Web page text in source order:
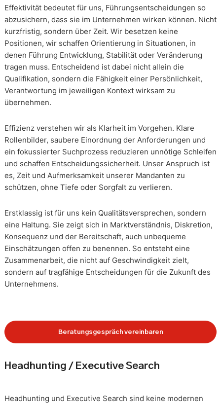
Effektivität bedeutet für uns, Führungsentscheidungen so
abzusichern, dass sie im Unternehmen wirken können. Nicht
kurzfristig, sondern über Zeit. Wir besetzen keine
Positionen, wir schaffen Orientierung in Situationen, in
denen Führung Entwicklung, Stabilität oder Veränderung
tragen muss. Entscheidend ist dabei nicht allein die
Qualifikation, sondern die Fähigkeit einer Persönlichkeit,
Verantwortung im jeweiligen Kontext wirksam zu
übernehmen.
Effizienz verstehen wir als Klarheit im Vorgehen. Klare
Rollenbilder, saubere Einordnung der Anforderungen und
ein fokussierter Suchprozess reduzieren unnötige Schleifen
und schaffen Entscheidungssicherheit. Unser Anspruch ist
es, Zeit und Aufmerksamkeit unserer Mandanten zu
schützen, ohne Tiefe oder Sorgfalt zu verlieren.
Erstklassig ist für uns kein Qualitätsversprechen, sondern
eine Haltung. Sie zeigt sich in Marktverständnis, Diskretion,
Konsequenz und der Bereitschaft, auch unbequeme
Einschätzungen offen zu benennen. So entsteht eine
Zusammenarbeit, die nicht auf Geschwindigkeit zielt,
sondern auf tragfähige Entscheidungen für die Zukunft des
Unternehmens.
Beratungsgespräch vereinbaren
Headhunting / Executive Search
Headhunting und Executive Search sind keine modernen